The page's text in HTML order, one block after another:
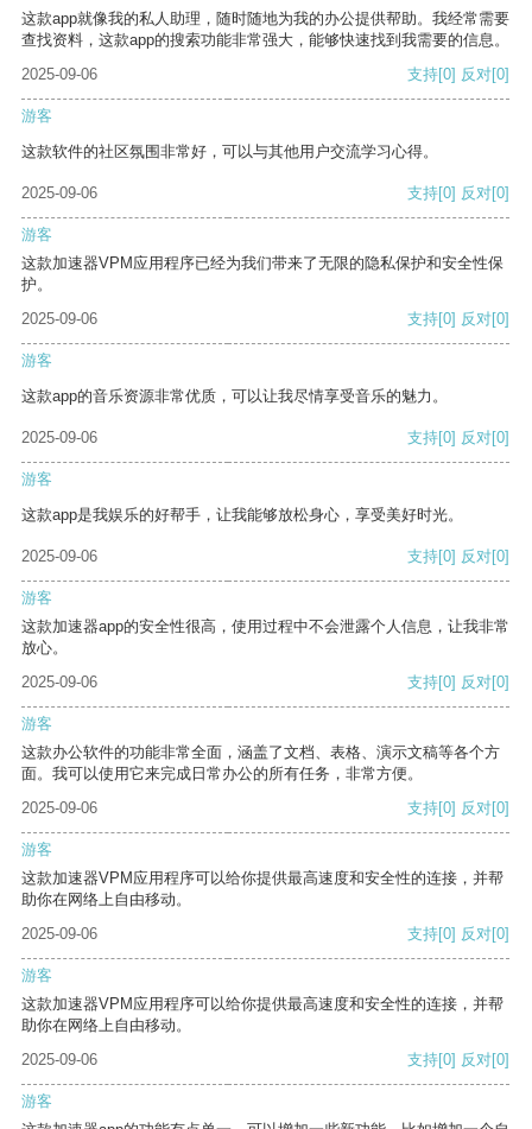
这款app就像我的私人助理，随时随地为我的办公提供帮助。我经常需要
查找资料，这款app的搜索功能非常强大，能够快速找到我需要的信息。
2025-09-06
支持[0] 反对[0]
游客
这款软件的社区氛围非常好，可以与其他用户交流学习心得。
2025-09-06 支持[0] 反对[0]
游客
这款加速器VPM应用程序已经为我们带来了无限的隐私保护和安全性保
护。
2025-09-06
支持[0] 反对[0]
游客
这款app的音乐资源非常优质，可以让我尽情享受音乐的魅力。
2025-09-06 支持[0] 反对[0]
游客
这款app是我娱乐的好帮手，让我能够放松身心，享受美好时光。
2025-09-06 支持[0] 反对[0]
游客
这款加速器app的安全性很高，使用过程中不会泄露个人信息，让我非常
放心。
2025-09-06
支持[0] 反对[0]
游客
这款办公软件的功能非常全面，涵盖了文档、表格、演示文稿等各个方
面。我可以使用它来完成日常办公的所有任务，非常方便。
2025-09-06
支持[0] 反对[0]
游客
这款加速器VPM应用程序可以给你提供最高速度和安全性的连接，并帮
助你在网络上自由移动。
2025-09-06
支持[0] 反对[0]
游客
这款加速器VPM应用程序可以给你提供最高速度和安全性的连接，并帮
助你在网络上自由移动。
2025-09-06
支持[0] 反对[0]
游客